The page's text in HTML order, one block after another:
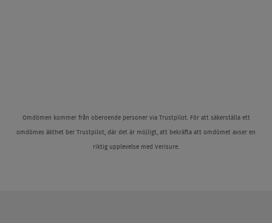
Omdömen kommer från oberoende personer via Trustpilot. För att säkerställa ett
omdömes äkthet ber Trustpilot, där det är möjligt, att bekräfta att omdömet avser en
riktig upplevelse med Verisure.